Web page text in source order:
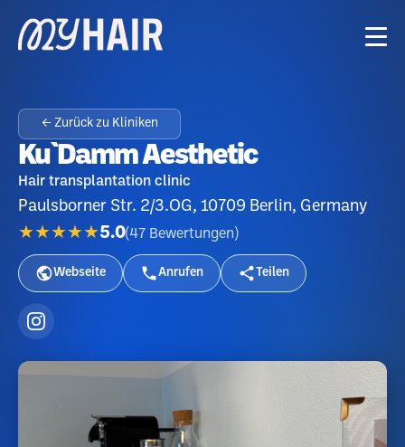
← Zurück zu Kliniken
Ku`damm Aesthetic
Hair transplantation clinic
Paulsborner Str. 2/3.OG, 10709 Berlin, Germany
★★★★★5.0(47 Bewertungen )
Webseite Anrufen Teilen